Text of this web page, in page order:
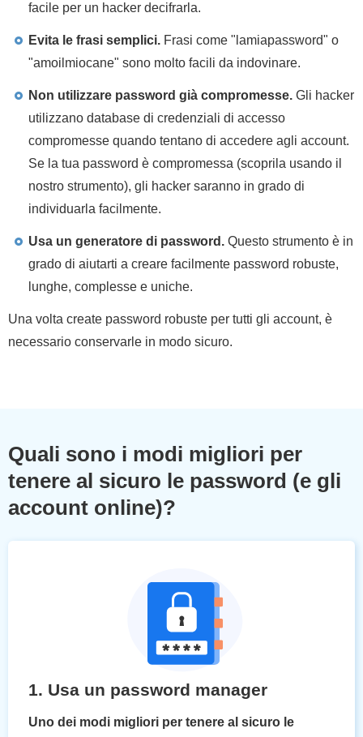
facile per un hacker decifrarla.
Evita le frasi semplici. Frasi come "lamiapassword" o
"amoilmiocane" sono molto facili da indovinare.
Non utilizzare password già compromesse. Gli hacker
utilizzano database di credenziali di accesso
compromesse quando tentano di accedere agli account.
Se la tua password è compromessa (scoprila usando il
nostro strumento), gli hacker saranno in grado di
individuarla facilmente.
Usa un generatore di password. Questo strumento è in
grado di aiutarti a creare facilmente password robuste,
lunghe, complesse e uniche.
Una volta create password robuste per tutti gli account, è
necessario conservarle in modo sicuro.
Quali sono i modi migliori per
tenere al sicuro le password (e gli
account online)?
1. Usa un password manager
Uno dei modi migliori per tenere al sicuro le